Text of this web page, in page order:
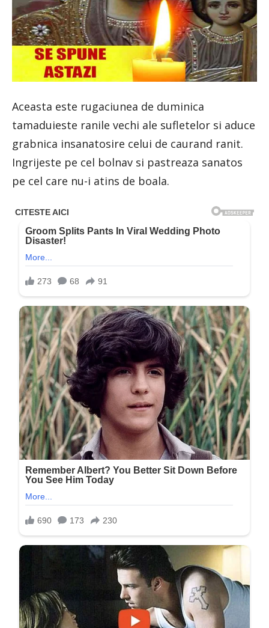
Aceasta este rugaciunea de duminica
tamaduieste ranile vechi ale sufletelor si aduce
grabnica insanatosire celui de caurand ranit.
Ingrijeste pe cel bolnav si pastreaza sanatos
pe cel care nu-i atins de boala.